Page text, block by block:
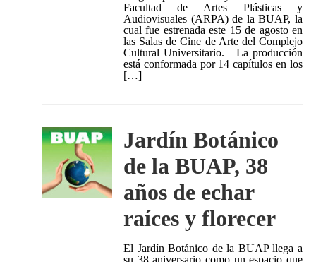
Facultad de Artes Plásticas y
Audiovisuales (ARPA) de la BUAP, la
cual fue estrenada este 15 de agosto en
las Salas de Cine de Arte del Complejo
Cultural Universitario. La producción
está conformada por 14 capítulos en los
[…]
Jardín Botánico
de la BUAP, 38
años de echar
raíces y florecer
El Jardín Botánico de la BUAP llega a